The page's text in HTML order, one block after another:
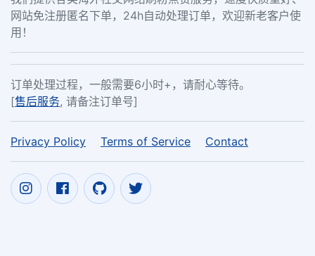
网站免注册匿名下单，24h自动处理订单，欢迎新老客户使
用！
订单处理过程，一般需要6小时+，请耐心等待。
[售后服务, 请备注订单号]
Privacy Policy Terms of Service Contact